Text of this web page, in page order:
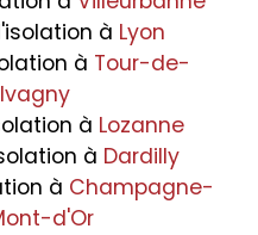
à Lyon
à Tour-de-
à Lozanne
à Dardilly
à Champagne-
d'Or